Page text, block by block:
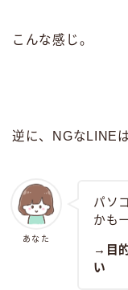
こんな感じ。
逆に、NGなLINE
あなた
パソ
かも
→目
い